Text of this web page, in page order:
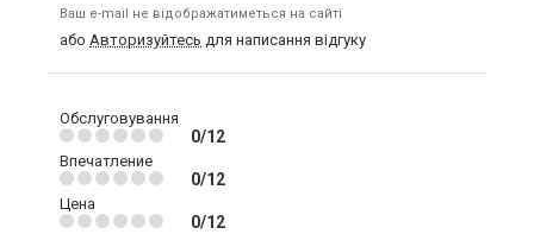
Ваш e-mail не відображатиметься на сайті
або Авторизуйтесь для написання відгуку
Обслуговування
0/12
Впечатление
0/12
Цена
0/12